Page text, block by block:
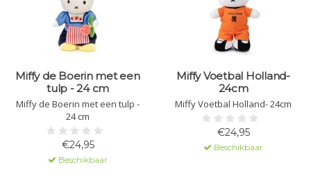
Miffy de Boerin met een
tulp - 24 cm
Miffy de Boerin met een tulp -
24 cm
€24,95
Beschikbaar
Miffy Voetbal Holland-
24cm
Miffy Voetbal Holland- 24cm
€24,95
Beschikbaar